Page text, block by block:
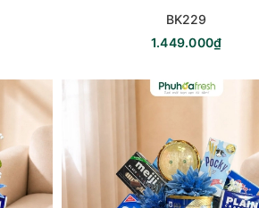
BK229
1.449.000₫